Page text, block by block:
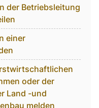
der Betriebsleitung
einer
oder der
Land -und
melden